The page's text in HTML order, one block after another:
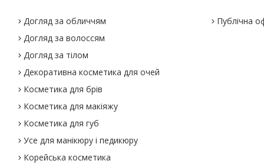
Догляд за обличчям
Догляд за волоссям
Догляд за тілом
Декоративна косметика для очей
Косметика для брів
Косметика для макіяжу
Косметика для губ
Усе для манікюру і педикюру
Корейська косметика
Публічна